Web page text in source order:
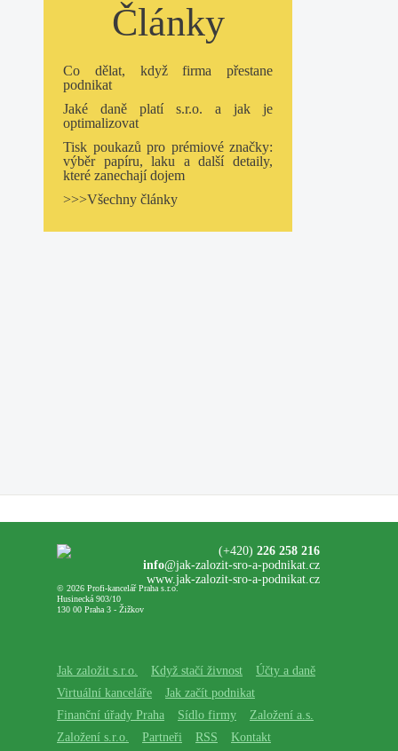
Články
Co dělat, když firma přestane
podnikat
Jaké daně platí s.r.o. a jak je
optimalizovat
Tisk poukazů pro prémiové značky:
výběr papíru, laku a další detaily,
které zanechají dojem
>>>Všechny články
© 2026 Profi-kancelář Praha s.r.o.
Husinecká 903/10
130 00 Praha 3 - Žižkov
(+420) 226 258 216
info@jak-zalozit-sro-a-podnikat.cz
www.jak-zalozit-sro-a-podnikat.cz
Jak založit s.r.o. Když stačí živnost
Účty a daně
Virtuální kanceláře
Jak začít podnikat
Finanční úřady Praha
Sídlo firmy
Založení a.s.
Založení s.r.o.
Partneři RSS Kontakt